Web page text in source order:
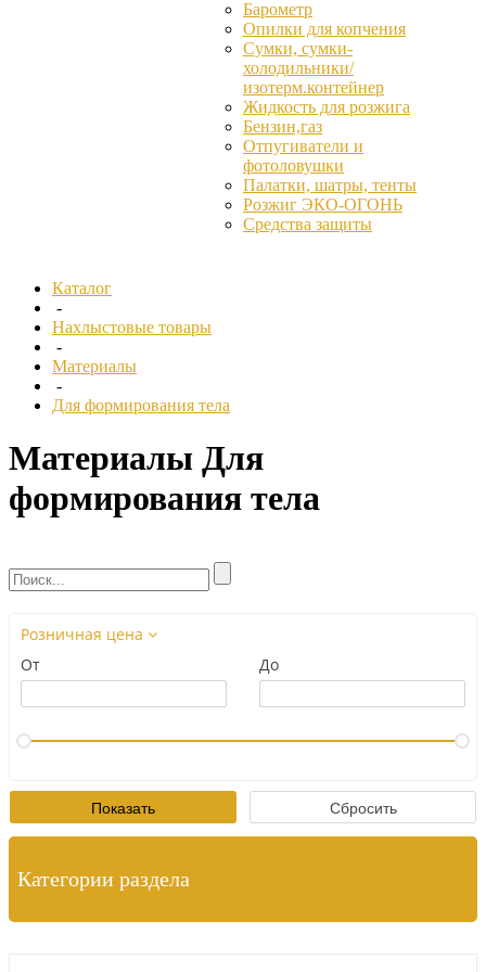
Барометр
Опилки для копчения
Сумки, сумки-
холодильники/
изотерм.контейнер
Жидкость для розжига
Бензин,газ
Отпугиватели и
фотоловушки
Палатки, шатры, тенты
Розжиг ЭКО-ОГОНЬ
Средства защиты
Каталог
-
Нахлыстовые товары
-
Материалы
-
Для формирования тела
Материалы Для
формирования тела
Розничная цена
От
До
Категории раздела